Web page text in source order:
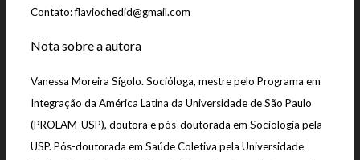
Contato: flaviochedid@gmail.com
Nota sobre a autora
Vanessa Moreira Sígolo. Socióloga, mestre pelo Programa em
Integração da América Latina da Universidade de São Paulo
(PROLAM-USP), doutora e pós-doutorada em Sociologia pela
USP. Pós-doutorada em Saúde Coletiva pela Universidade